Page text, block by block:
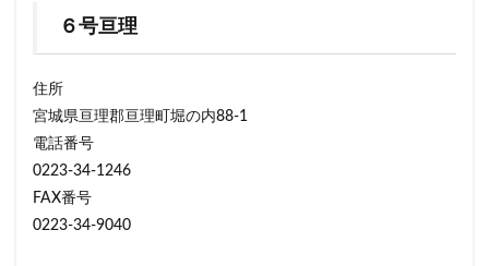
６号亘理
住所
宮城県亘理郡亘理町堀の内88-1
電話番号
0223-34-1246
FAX番号
0223-34-9040